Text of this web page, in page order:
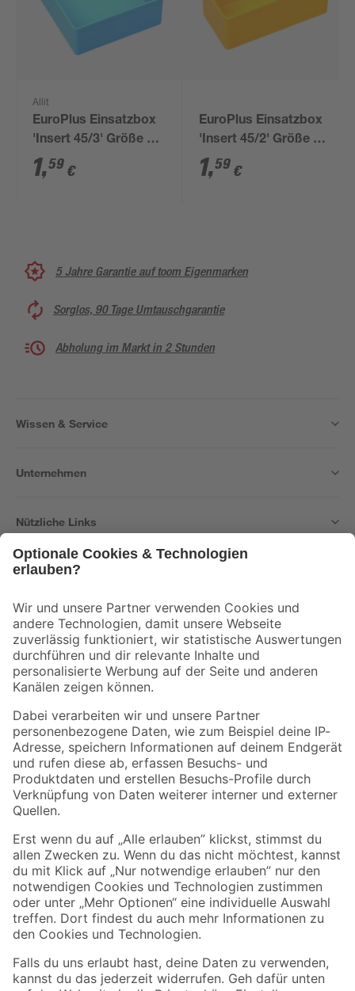
Allit
EuroPlus Einsatzbox
'Insert 45/3' Größe 3
blau 10,8 x 10,8 x 4,5
cm
1,59 €
EuroPlus Einsatzbox
'Insert 45/2' Größe 2
gelb 10,8 x 5,4 x 4,5
cm
1,59 €
5 Jahre Garantie auf toom Eigenmarken
Sorglos, 90 Tage Umtauschgarantie
Abholung im Markt in 2 Stunden
Wissen & Service
Unternehmen
Nützliche Links
Der toom Newsletter: Keine Angebote und Aktionen mehr verpassen!
Zur Newsletter Anmeldung
Folge uns
Zahlungsarten Versandarten
Sicher einkaufen
Jetzt die toom-App herunterladen
Alle Preisangaben in EUR inkl. gesetzl. MwSt.. Die dargestellten Angebote sind unter